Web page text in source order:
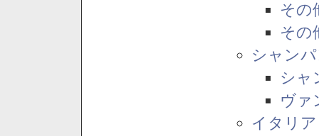
その
その
シャン
シャ
ヴァ
イタリア